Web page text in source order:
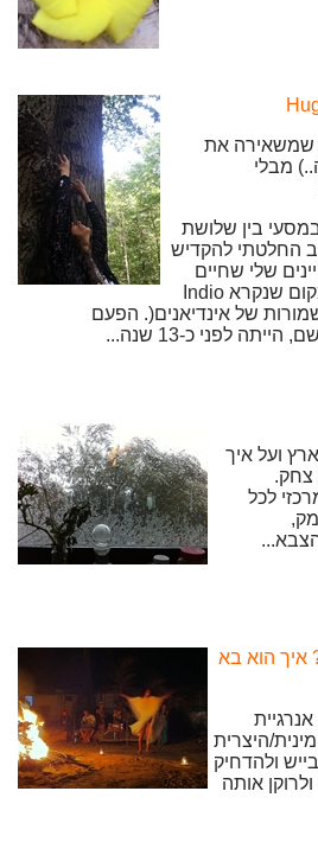
שמשאירה את
מבלי
בין שלושת
החלטתי להקדיש
שלי שחיים
שנקרא Indio
של אינדיאנים). הפעם
לפני כ-13 שנה...
ועל איך
צחק.
לכל
איך הוא בא
היצרית
ולהדחיק
אותה